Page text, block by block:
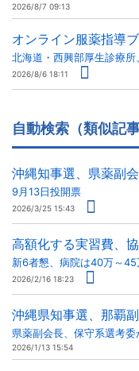
2026/8/7 09:13
オンライン服薬指導
北海道・西興部厚生診療所
2026/8/6 18:11
自動検索（類似記事
沖縄知事選、県薬副
9月13日投開票
2026/3/25 15:43
高額化する実習費、
新6者懇、病院は40万～45
2026/2/16 18:23
沖縄県知事選、那覇
県薬副会長、保守系選考委
2026/1/13 15:54